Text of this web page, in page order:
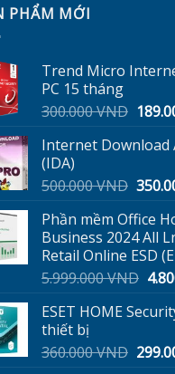
PHẨM MỚI
Trend Micro
PC 15 tháng
300.000VND Giá
là:
Internet Download
(IDA)
500.000VND Giá
là:
Phần mềm Office
Business 2024 All
Retail Online ESD
5.999.000VND Giá
là:
ESET HOME
thiết bị
360.000VND Giá